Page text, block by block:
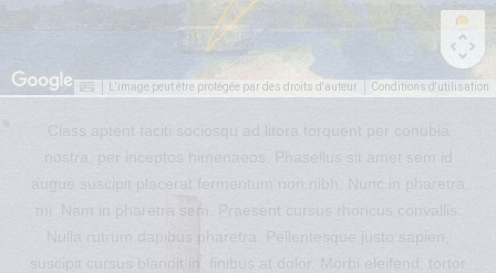
L'image peut être protégée par des droits d'auteur Conditions d'utilisation
Sed quis posuere nisi. Mauris ut ligula vitae ex imperdiet laoreet.
Maecenas nec mollis quam. Mauris vel aliquam lorem, sed
congue diam. Cras rutrum fermentum sollicitudin. Sed euismod,
sem sit amet ultrices lacinia, enim felis pellentesque mauris, a
hendrerit lorem ligula sed elit. Maecenas eu ornare tellus. Morbi
vitae erat tellus. Phasellus vitae ipsum vitae risus feugiat